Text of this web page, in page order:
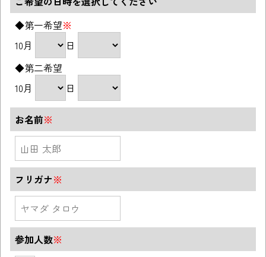
◆第一希望※
10月
日
◆第二希望
10月
日
お名前※
フリガナ※
参加人数※